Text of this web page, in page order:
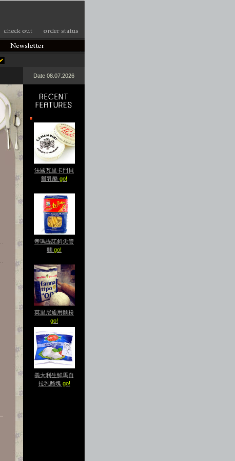
Date 08.07.2026
法國瓦里卡門貝
爾乳酪 go!
帝瑪提諾斜尖管
麵 go!
莫里尼通用麵粉
go!
義大利生鮮馬自
拉乳酪塊 go!